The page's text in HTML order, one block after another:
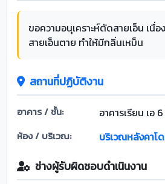
ขอความอนุเคราะห์ตัดสายเอ็น เนื่
สายเอ็นตาย ทำให้มีกลิ่นเหม็น
สถานที่ปฏิบัติงาน
อาคาร / ชั้น: อาคารเรียน เอ
ห้อง / บริเวณ: บริเวณหลังคาโ
ช่างผู้รับผิดชอบดำเนินงาน